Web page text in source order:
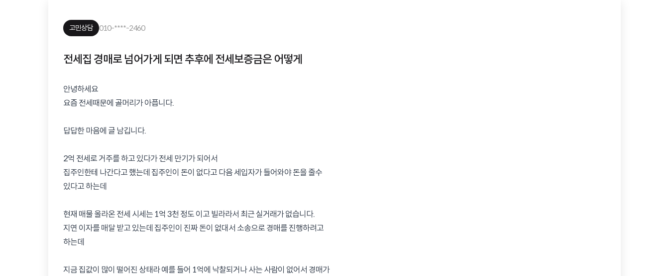
고민상담 010-****-2460
전세집 경매로 넘어가게 되면 추후에 전세보증금은 어떻게
안녕하세요
요즘 전세때문에 골머리가 아픕니다.
답답한 마음에 글 남깁니다.
2억 전세로 거주를 하고 있다가 전세 만기가 되어서
집주인한테 나간다고 했는데 집주인이 돈이 없다고 다음 세입자가 들어와야 돈을 줄수
있다고 하는데
현재 매물 올라온 전세 시세는 1억 3천 정도 이고 빌라라서 최근 실거래가 없습니다.
지연 이자를 매달 받고 있는데 집주인이 진짜 돈이 없대서 소송으로 경매를 진행하려고
하는데
지금 집값이 많이 떨어진 상태라 예를 들어 1억에 낙찰되거나 사는 사람이 없어서 경매가